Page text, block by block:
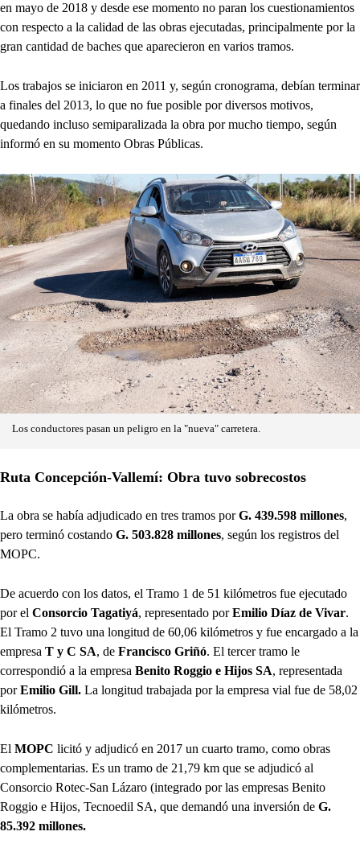
en mayo de 2018 y desde ese momento no paran los cuestionamientos
con respecto a la calidad de las obras ejecutadas, principalmente por la
gran cantidad de baches que aparecieron en varios tramos.
Los trabajos se iniciaron en 2011 y, según cronograma, debían terminar
a finales del 2013, lo que no fue posible por diversos motivos,
quedando incluso semiparalizada la obra por mucho tiempo, según
informó en su momento Obras Públicas.
Los conductores pasan un peligro en la "nueva" carretera.
Ruta Concepción-Vallemí: Obra tuvo sobrecostos
La obra se había adjudicado en tres tramos porG. 439.598 millones,
pero terminó costando G. 503.828 millones, según los registros del
MOPC.
De acuerdo con los datos, el Tramo 1 de 51 kilómetros fue ejecutado
por el Consorcio Tagatiyá, representado porEmilio Díaz de Vivar.
El Tramo 2 tuvo una longitud de 60,06 kilómetros y fue encargado a la
empresa T y C SA, de Francisco Griñó. El tercer tramo le
correspondió a la empresa Benito Roggio e Hijos SA, representada
porEmilio Gill. La longitud trabajada por la empresa vial fue de 58,02
kilómetros.
El MOPC licitó y adjudicó en 2017 un cuarto tramo, como obras
complementarias. Es un tramo de 21,79 km que se adjudicó al
Consorcio Rotec-San Lázaro (integrado por las empresas Benito
Roggio e Hijos, Tecnoedil SA, que demandó una inversión de G.
85.392 millones.